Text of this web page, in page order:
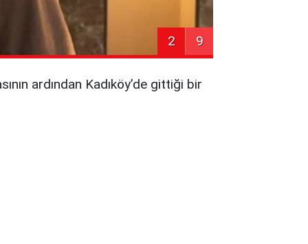
2 9
ardından Kadıköy’de gittiği bir